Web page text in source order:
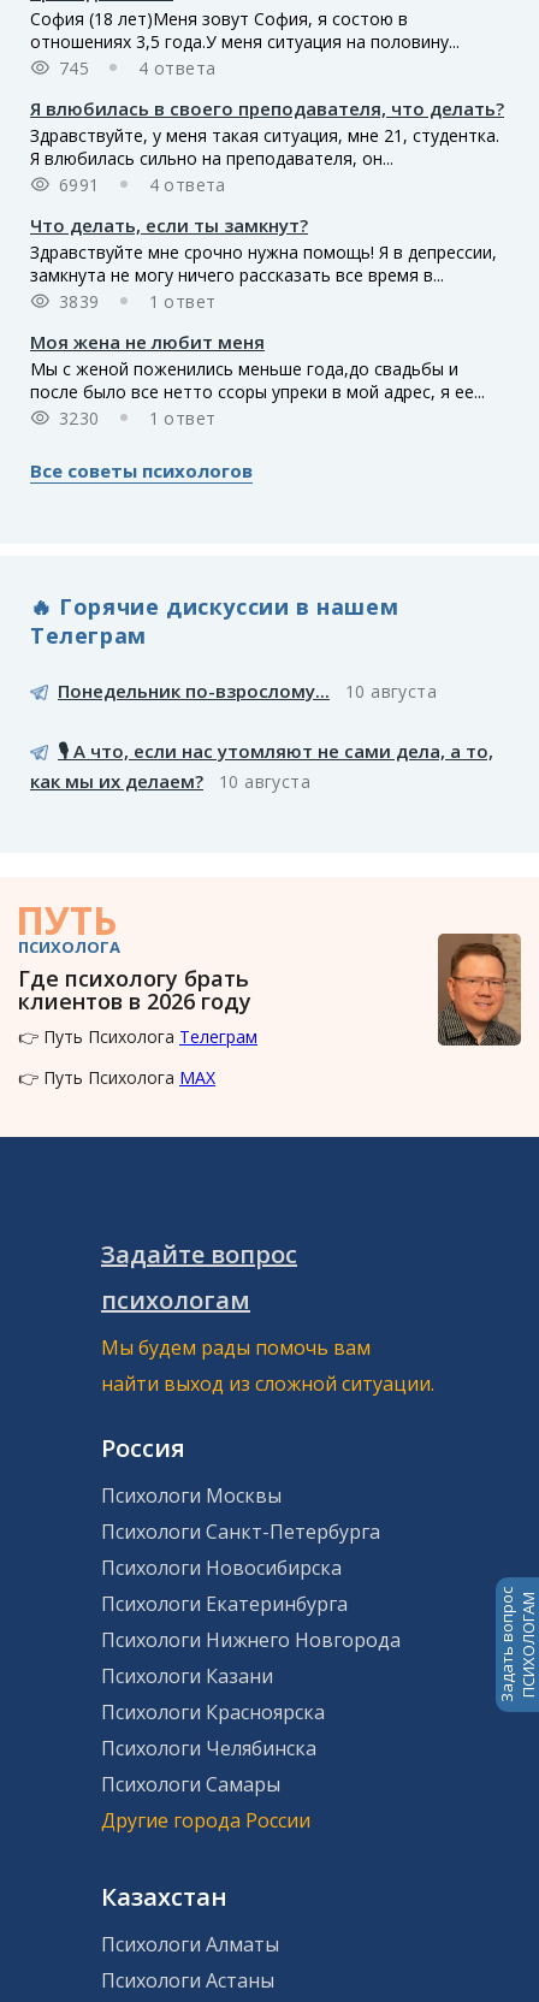
София (18 лет)Меня зовут София, я состою в
отношениях 3,5 года.У меня ситуация на половину...
745
4 ответа
Я влюбилась в своего преподавателя, что делать?
Здравствуйте, у меня такая ситуация, мне 21, студентка.
Я влюбилась сильно на преподавателя, он...
6991
4 ответа
Что делать, если ты замкнут?
Здравствуйте мне срочно нужна помощь! Я в депрессии,
замкнута не могу ничего рассказать все время в...
3839
1 ответ
Моя жена не любит меня
Мы с женой поженились меньше года,до свадьбы и
после было все нетто ссоры упреки в мой адрес, я ее...
3230
1 ответ
Все советы психологов
🔥 Горячие дискуссии в нашем
Телеграм
Понедельник по-взрослому... 10 августа
🎙️ А что, если нас утомляют не сами дела, а то,
как мы их делаем?
10 августа
ПУТЬ
ПСИХОЛОГА
Где психологу брать
клиентов в 2026 году
👉 Путь Психолога Телеграм
👉 Путь Психолога MAX
Задать вопросПСИХОЛОГАМ
Задайте вопрос
психологам
Мы будем рады помочь вам
найти выход из сложной ситуации.
Россия
Психологи Москвы
Психологи Санкт-Петербурга
Психологи Новосибирска
Психологи Екатеринбурга
Психологи Нижнего Новгорода
Психологи Казани
Психологи Красноярска
Психологи Челябинска
Психологи Самары
Другие города России
Казахстан
Психологи Алматы
Психологи Астаны